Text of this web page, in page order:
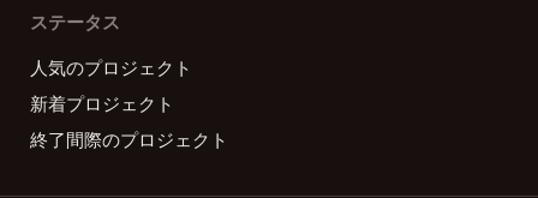
ステータス
人気のプロジェクト
新着プロジェクト
終了間際のプロジェクト